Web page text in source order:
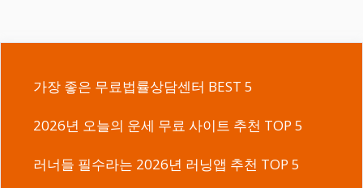
가장 좋은 무료법률상담센터 BEST 5
2026년 오늘의 운세 무료 사이트 추천 TOP 5
러너들 필수라는 2026년 러닝앱 추천 TOP 5